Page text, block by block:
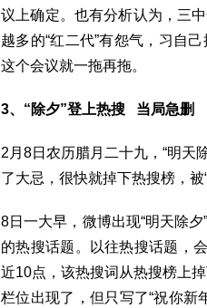
议上确定。也有分析认为，三
越多的“红二代”有怨气，习自
这个会议就一拖再拖。
3、“除夕”登上热搜 当局急删
2月8日农历腊月二十九，“明天
了大忌，很快就掉下热搜榜，被
8日一大早，微博出现“明天除
的热搜话题。以往热搜话题，
近10点，该热搜词从热搜榜上
栏位出现了，但只写了“祝你新